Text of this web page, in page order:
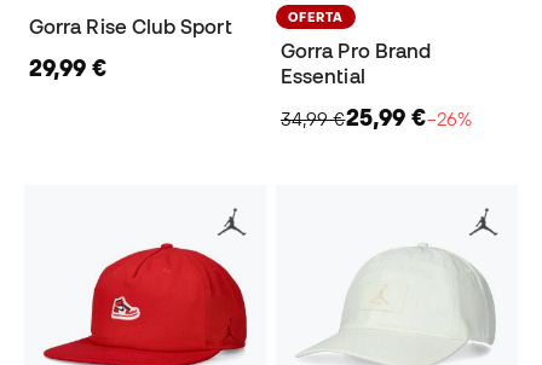
Gorra Rise Club Sport
29,99 €
OFERTA
Gorra Pro Brand
Essential
34,99 €25,99 €−26%